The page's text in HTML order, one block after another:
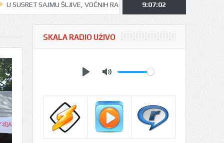
RAKIJA I MEDA U UGLJEVIKU… UGLJEVIČKI ĐACI NA KAMPU U
9:07:05
SKALA RADIO UŽIVO